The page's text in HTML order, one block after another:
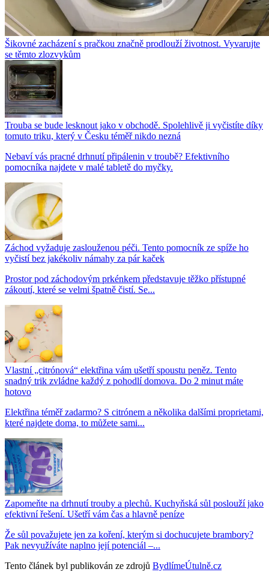
Šikovné zacházení s pračkou značně prodlouží životnost. Vyvarujte
se těmto zlozvykům
Trouba se bude lesknout jako v obchodě. Spolehlivě ji vyčistíte díky
tomuto triku, který v Česku téměř nikdo nezná
Nebaví vás pracné drhnutí připálenin v troubě? Efektivního
pomocníka najdete v malé tabletě do myčky.
Záchod vyžaduje zaslouženou péči. Tento pomocník ze spíže ho
vyčistí bez jakékoliv námahy za pár kaček
Prostor pod záchodovým prkénkem představuje těžko přístupné
zákoutí, které se velmi špatně čistí. Se...
Vlastní „citrónová“ elektřina vám ušetří spoustu peněz. Tento
snadný trik zvládne každý z pohodlí domova. Do 2 minut máte
hotovo
Elektřina téměř zadarmo? S citrónem a několika dalšími proprietami,
které najdete doma, to můžete sami...
Zapomeňte na drhnutí trouby a plechů. Kuchyňská sůl poslouží jako
efektivní řešení. Ušetří vám čas a hlavně peníze
Že sůl považujete jen za koření, kterým si dochucujete brambory?
Pak nevyužíváte naplno její potenciál –...
Tento článek byl publikován ze zdrojů BydlímeÚtulně.cz